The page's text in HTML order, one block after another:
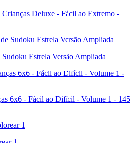
Crianças Deluxe - Fácil ao Extremo -
Estrela Versão Ampliada
6x6 - Fácil ao Difícil - Volume 1 - 145